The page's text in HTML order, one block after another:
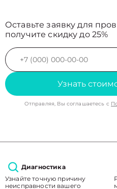
Оставьте заявку для
получите скидку до 25%
Узнать
Отправляя, Вы соглашаетесь с
Диагностика
Узнайте точную причину
неисправности вашего